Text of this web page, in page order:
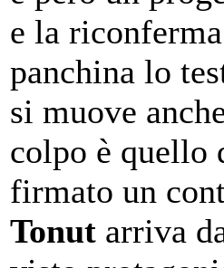
e la
panchina lo
si muove
colpo è quello
firmato un
Tonut arriva